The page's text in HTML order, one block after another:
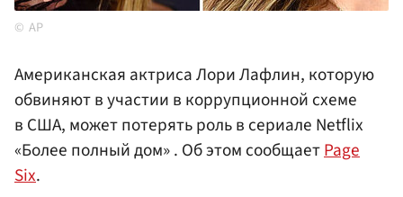
AP
Американская актриса Лори Лафлин, которую
обвиняют в участии в коррупционной схеме
в США, может потерять роль в сериале Netflix
«Более полный дом» . Об этом сообщаетPage
Six.